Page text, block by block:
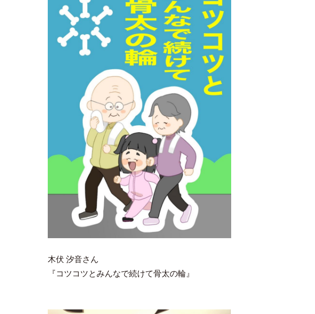
木伏 汐音さん
『コツコツとみんなで続けて骨太の輪』